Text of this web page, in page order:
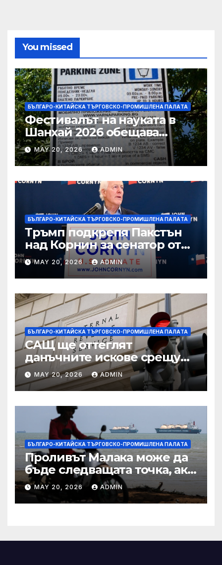
You missed
БЪЛГАРО-КИТАЙСКА ТЪРГОВСКО-ПРОМИШЛЕНА ПАЛAТА
Фестивалът на науката в
Шанхай 2026 обещава
вълнуващи научно-
технологични иновации
MAY 20, 2026 ADMIN
БЪЛГАРО-КИТАЙСКА ТЪРГОВСКО-ПРОМИШЛЕНА ПАЛAТА
Тръмп подкрепя Пакстън
над Корнин за сенатор от
Тексас в шокираща
подкрепа
MAY 20, 2026 ADMIN
БЪЛГАРО-КИТАЙСКА ТЪРГОВСКО-ПРОМИШЛЕНА ПАЛAТА
САЩ ще оттеглят
данъчните искове срещу
Тръмп „завинаги“ в
сделката за съдебно дело с
IRS
MAY 20, 2026 ADMIN
БЪЛГАРО-КИТАЙСКА ТЪРГОВСКО-ПРОМИШЛЕНА ПАЛAТА
Проливът Малака може да
бъде следващата точка, ако
Азия не внимава
MAY 20, 2026 ADMIN